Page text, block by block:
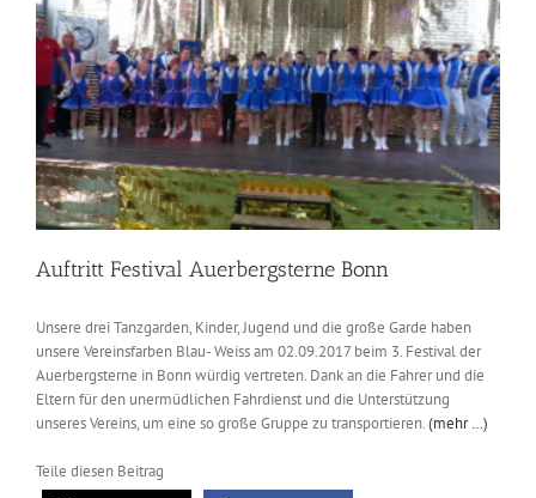
e.V.
Auftritt Festival Auerbergsterne Bonn
Unsere drei Tanzgarden, Kinder, Jugend und die große Garde haben
unsere Vereinsfarben Blau- Weiss am 02.09.2017 beim 3. Festival der
Auerbergsterne in Bonn würdig vertreten. Dank an die Fahrer und die
Eltern für den unermüdlichen Fahrdienst und die Unterstützung
unseres Vereins, um eine so große Gruppe zu transportieren.(mehr …)
Teile diesen Beitrag